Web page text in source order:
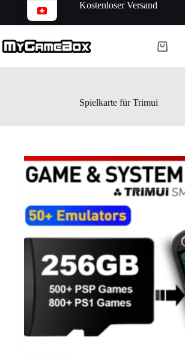
Kostenloser Versand
Spielkarte für Trimui